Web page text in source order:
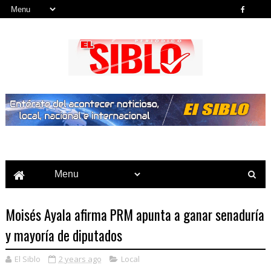
Moisés Ayala afirma PRM apunta a ganar senaduría
y mayoría de diputados
El Siblo 2 years ago Local